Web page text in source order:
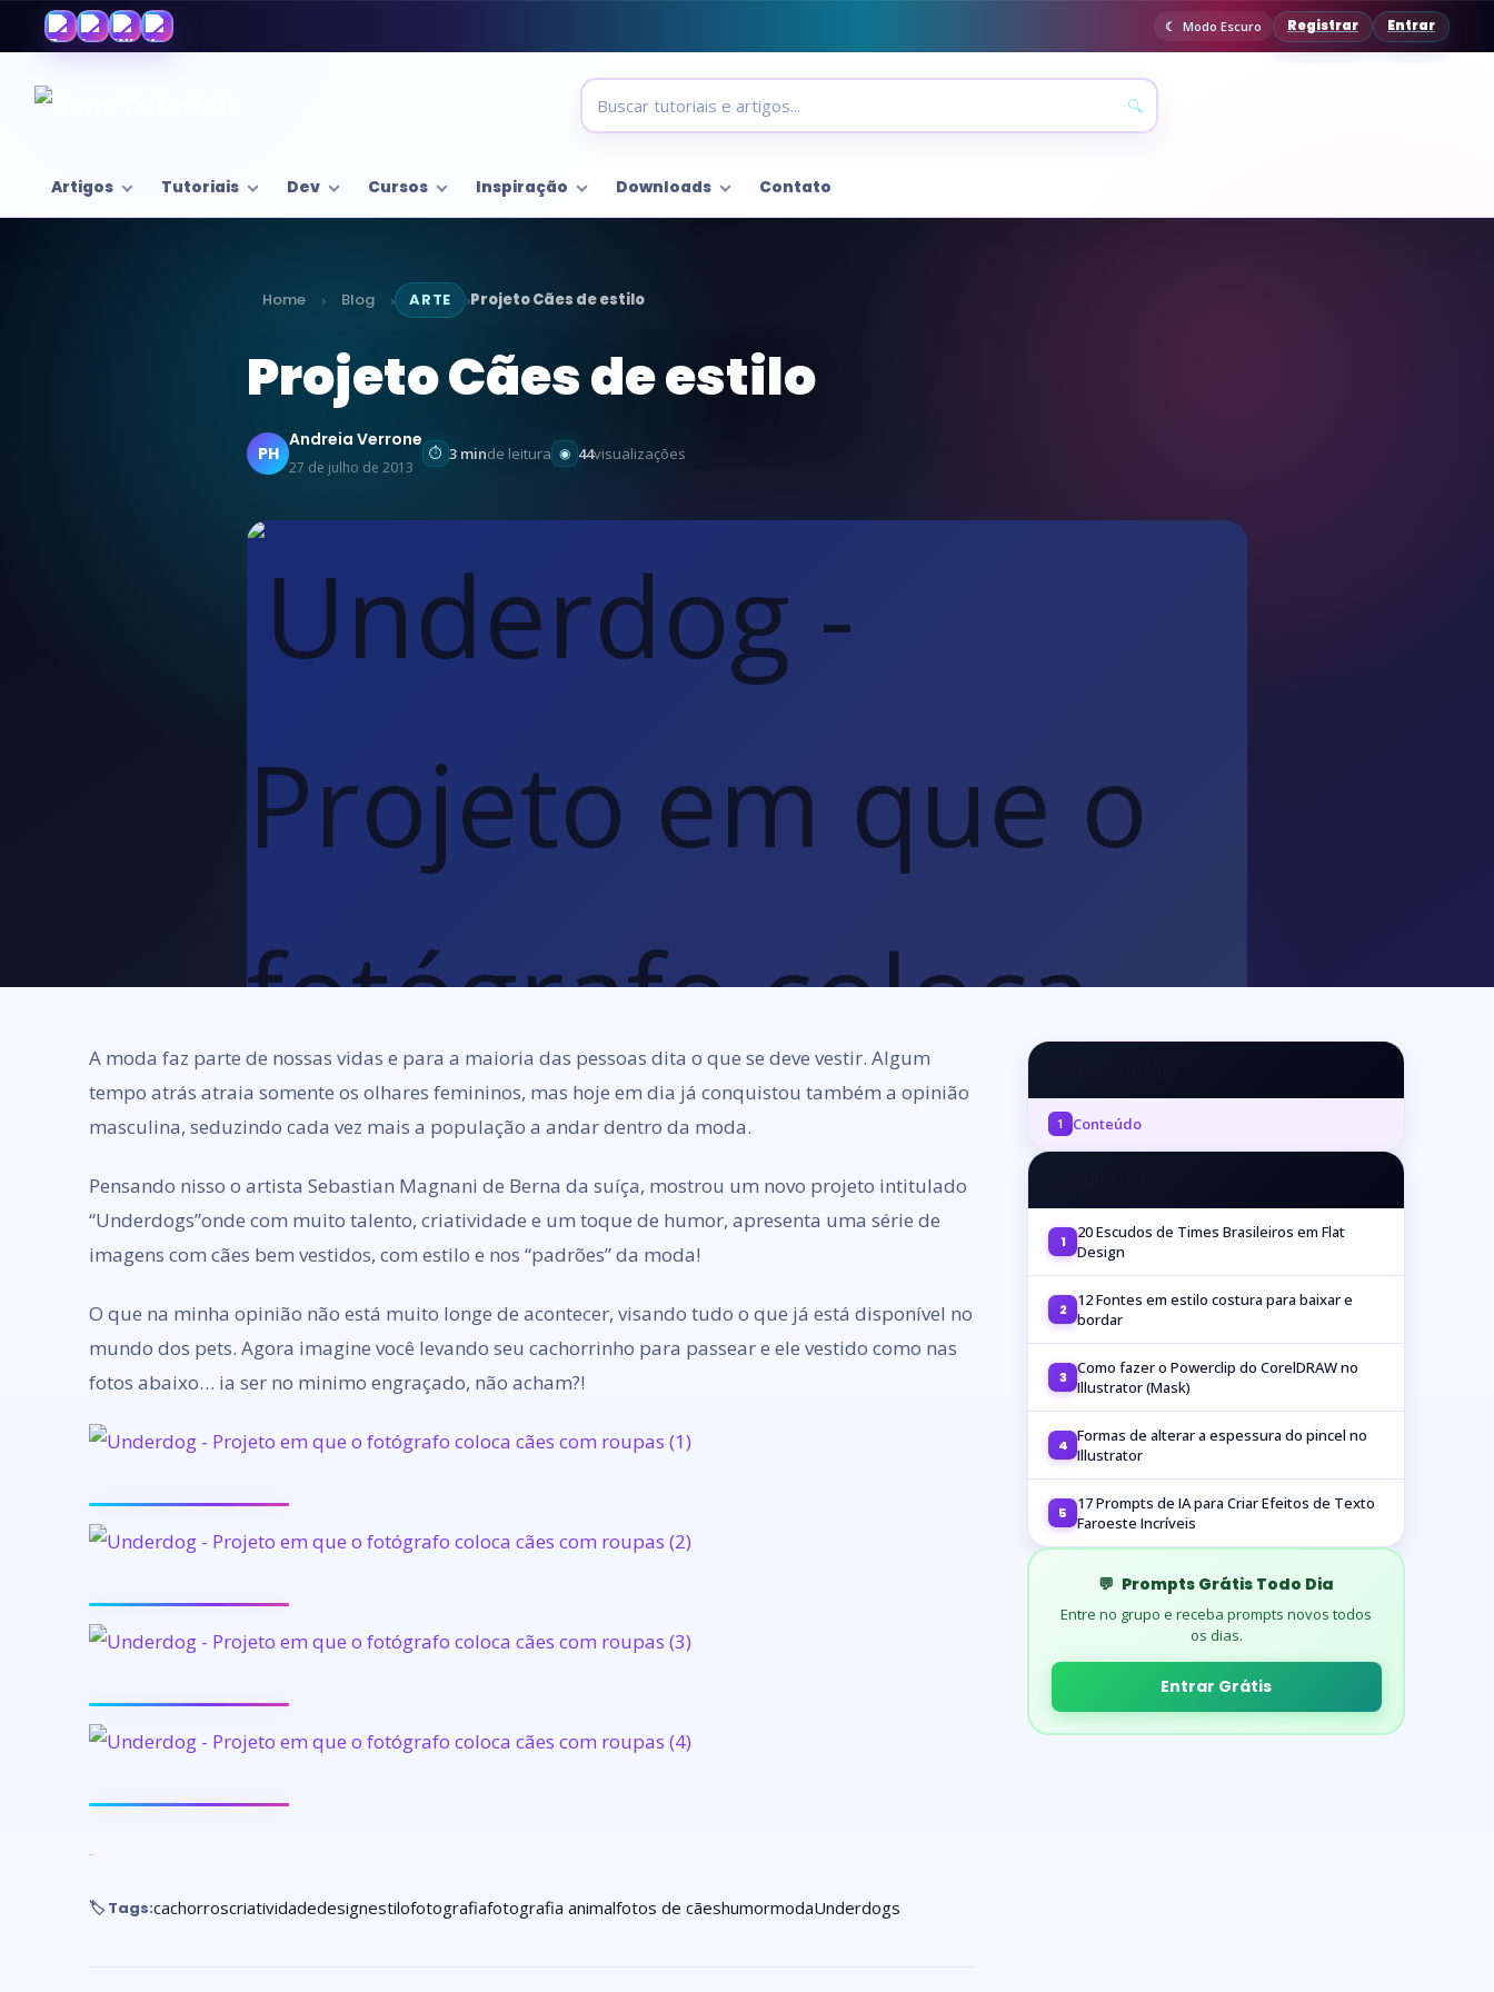
Modo Escuro Registrar Entrar
🔍
Artigos Tutoriais Dev Cursos Inspiração Downloads Contato
Home › Blog › ARTE ›Projeto Cães de estilo
Projeto Cães de estilo
PH
Andreia Verrone
27 de julho de 2013
3 minde leitura 44visualizações
A moda faz parte de nossas vidas e para a maioria das pessoas dita o que se deve vestir. Algum
tempo atrás atraia somente os olhares femininos, mas hoje em dia já conquistou também a opinião
masculina, seduzindo cada vez mais a população a andar dentro da moda.
Pensando nisso o artista Sebastian Magnani de Berna da suíça, mostrou um novo projeto intitulado
“Underdogs”onde com muito talento, criatividade e um toque de humor, apresenta uma série de
imagens com cães bem vestidos, com estilo e nos “padrões” da moda!
O que na minha opinião não está muito longe de acontecer, visando tudo o que já está disponível no
mundo dos pets. Agora imagine você levando seu cachorrinho para passear e ele vestido como nas
fotos abaixo… ia ser no minimo engraçado, não acham?!
🏷️ Tags:cachorroscriatividadedesignestilofotografiafotografia animalfotos de cãeshumormodaUnderdogs
1 Conteúdo
1
20 Escudos de Times Brasileiros em Flat
Design
2
12 Fontes em estilo costura para baixar e
bordar
3 Como fazer o Powerclip do CorelDRAW no
Illustrator (Mask)
4 Formas de alterar a espessura do pincel no
Illustrator
5
17 Prompts de IA para Criar Efeitos de Texto
Faroeste Incríveis
💬 Prompts Grátis Todo Dia
Entre no grupo e receba prompts novos todos
os dias.
Entrar Grátis